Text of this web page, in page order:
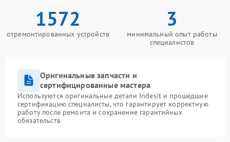
1572
отремонтированных устройств
3
минимальный опыт работы
специалистов
Оригинальные запчасти и
сертифицированные мастера
Используются оригинальные детали Indesit и прошедшие
сертификацию специалисты, что гарантирует корректную
работу после ремонта и сохранение гарантийных
обязательств